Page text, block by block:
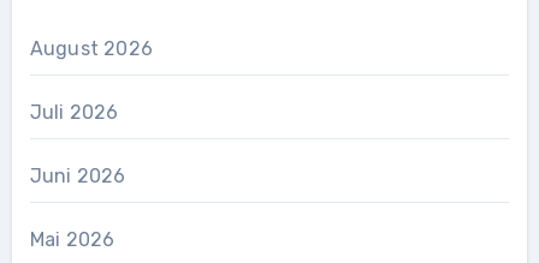
August 2026
Juli 2026
Juni 2026
Mai 2026